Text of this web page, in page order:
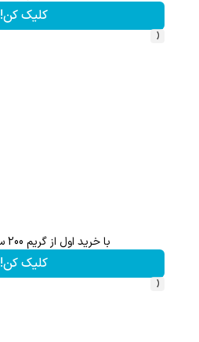
کلیک کن!
‹
با خرید اول از گریم 200 سوت هدیه بگیر
کلیک کن!
‹